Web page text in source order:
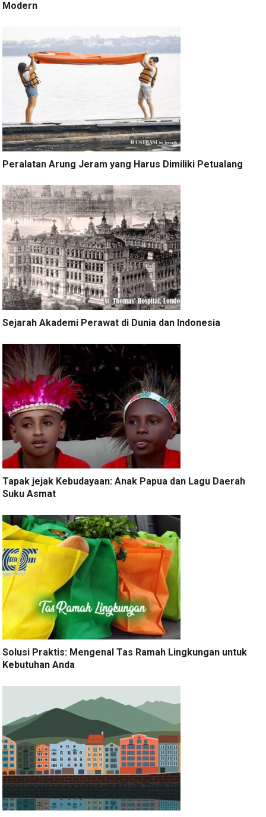
Modern
Peralatan Arung Jeram yang Harus Dimiliki Petualang
Sejarah Akademi Perawat di Dunia dan Indonesia
Tapak jejak Kebudayaan: Anak Papua dan Lagu Daerah
Suku Asmat
Solusi Praktis: Mengenal Tas Ramah Lingkungan untuk
Kebutuhan Anda